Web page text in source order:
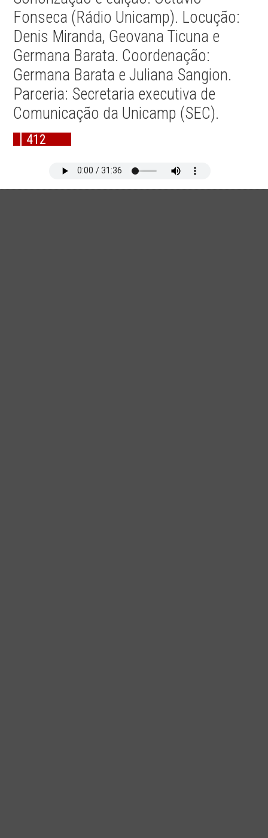
Fonseca (Rádio Unicamp). Locução:
Denis Miranda, Geovana Ticuna e
Germana Barata. Coordenação:
Germana Barata e Juliana Sangion.
Parceria: Secretaria executiva de
Comunicação da Unicamp (SEC).
412